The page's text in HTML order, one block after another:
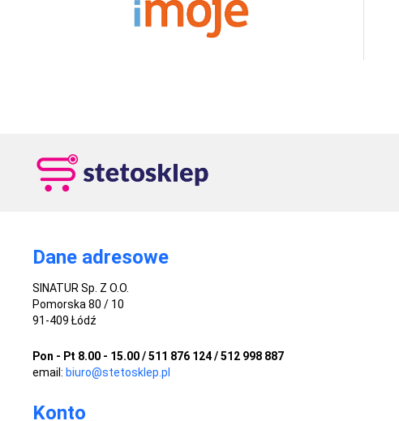
Dane adresowe
SINATUR Sp. Z O.O.
Pomorska 80 / 10
91-409 Łódź
Pon - Pt 8.00 - 15.00 / 511 876 124 / 512 998 887
email: biuro@stetosklep.pl
Konto